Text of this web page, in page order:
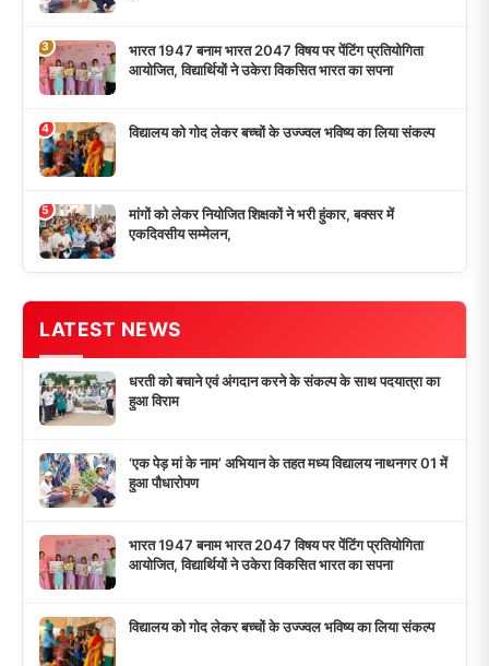
भारत 1947 बनाम भारत 2047 विषय पर पेंटिंग प्रतियोगिता
आयोजित, विद्यार्थियों ने उकेरा विकसित भारत का सपना
विद्यालय को गोद लेकर बच्चों के उज्ज्वल भविष्य का लिया संकल्प
मांगों को लेकर नियोजित शिक्षकों ने भरी हुंकार, बक्सर में
एकदिवसीय सम्मेलन,
LIVE
24x7 प्रसारण